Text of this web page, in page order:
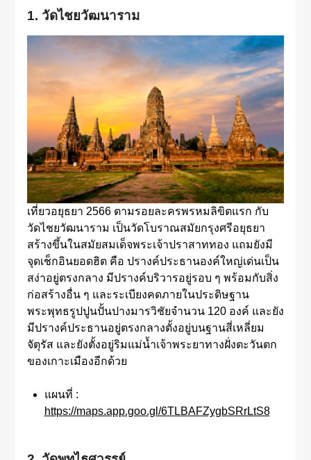
1. วัดไชยวัฒนาราม
เที่ยวอยุธยา 2566 ตามรอยละครพรหมลิขิตแรก กับ
วัดไชยวัฒนาราม เป็นวัดโบราณสมัยกรุงศรีอยุธยา
สร้างขึ้นในสมัยสมเด็จพระเจ้าปราสาททอง แถมยังมี
จุดเช็กอินยอดฮิต คือ ปรางค์ประธานองค์ใหญ่เด่นเป็น
สง่าอยู่ตรงกลาง มีปรางค์บริวารอยู่รอบ ๆ พร้อมกับสิ่ง
ก่อสร้างอื่น ๆ และระเบียงคดภายในประดิษฐาน
พระพุทธรูปปูนปั้นปางมารวิชัยจำนวน 120 องค์ และยัง
มีปรางค์ประธานอยู่ตรงกลางตั้งอยู่บนฐานสี่เหลี่ยม
จัตุรัส และยังตั้งอยู่ริมแม่น้ำเจ้าพระยาทางฝั่งตะวันตก
ของเกาะเมืองอีกด้วย
แผนที่ :
https://maps.app.goo.gl/6TLBAFZygbSRrLtS8